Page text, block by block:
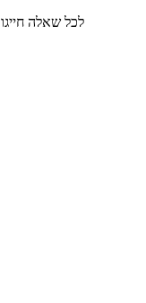
שאלה חייגו